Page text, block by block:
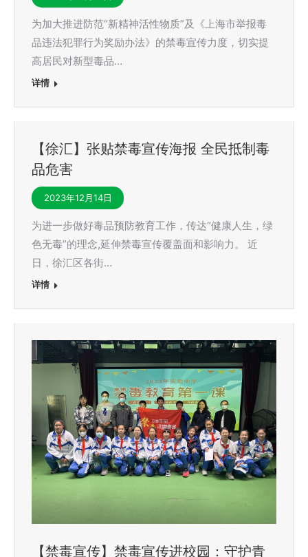
为加大推进防范“新精神活性物质”及《上海市举报毒
品违法犯罪行为奖励办法》的禁毒宣传力度，切实提
高居民对新型毒品…
详情
【徐汇】张贴禁毒宣传海报 全民抵制毒
品危害
2023年12月14日
为进一步做好毒品预防教育工作，传达“健康人生，绿
色无毒”的理念,延伸禁毒宣传覆盖面和影响力。 近
日，徐汇区各街…
详情
【禁毒宣传】禁毒宣传进校园：守护青